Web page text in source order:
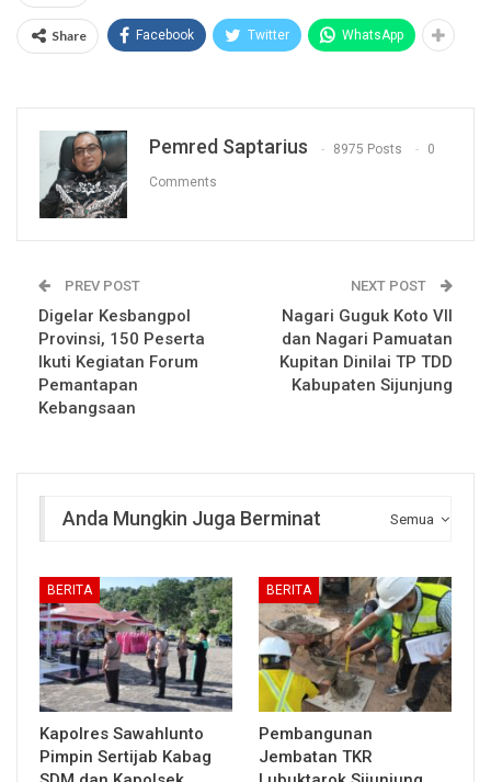
Share Facebook Twitter WhatsApp
Pemred Saptarius 8975 Posts 0
Comments
PREV POST
Digelar Kesbangpol
Provinsi, 150 Peserta
Ikuti Kegiatan Forum
Pemantapan
Kebangsaan
NEXT POST
Nagari Guguk Koto VII
dan Nagari Pamuatan
Kupitan Dinilai TP TDD
Kabupaten Sijunjung
Semua
Anda Mungkin Juga Berminat
BERITA
Kapolres Sawahlunto
Pimpin Sertijab Kabag
BERITA
Pembangunan
Jembatan TKR